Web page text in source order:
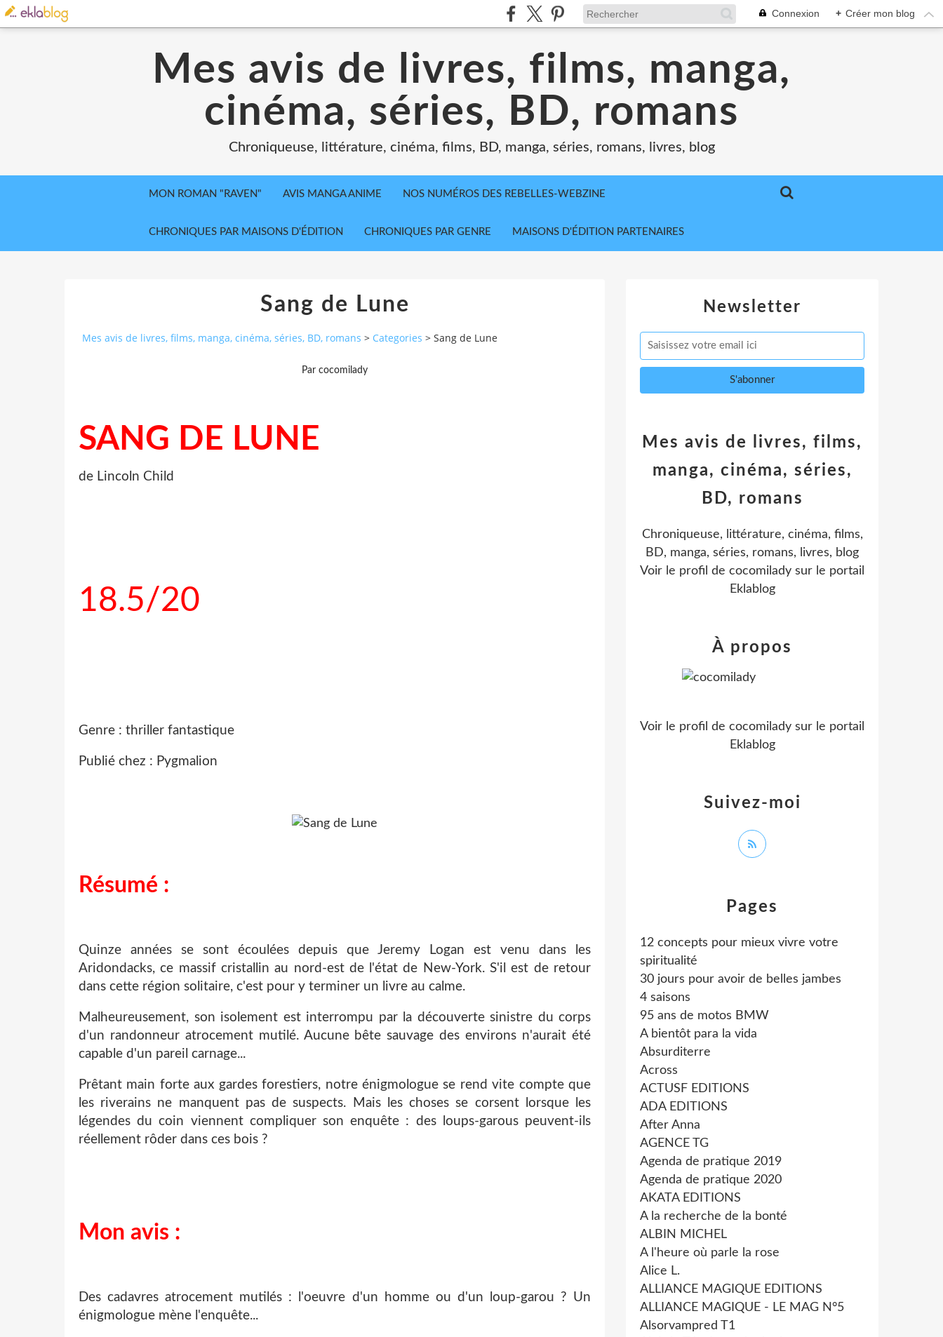
Connexion + Créer mon blog
Mes avis de livres, films, manga,
cinéma, séries, BD, romans
Chroniqueuse, littérature, cinéma, films, BD, manga, séries, romans, livres, blog
MON ROMAN "RAVEN" AVIS MANGA ANIME NOS NUMÉROS DES REBELLES-WEBZINE
CHRONIQUES PAR MAISONS D'ÉDITION CHRONIQUES PAR GENRE MAISONS D'ÉDITION PARTENAIRES
Sang de Lune
Mes avis de livres, films, manga, cinéma, séries, BD, romans > Categories > Sang de Lune
Par cocomilady
SANG DE LUNE
de Lincoln Child
18.5/20
Genre : thriller fantastique
Publié chez : Pygmalion
Résumé :
Quinze années se sont écoulées depuis que Jeremy Logan est venu dans les
Aridondacks, ce massif cristallin au nord-est de l'état de New-York. S'il est de retour
dans cette région solitaire, c'est pour y terminer un livre au calme.
Malheureusement, son isolement est interrompu par la découverte sinistre du corps
d'un randonneur atrocement mutilé. Aucune bête sauvage des environs n'aurait été
capable d'un pareil carnage...
Prêtant main forte aux gardes forestiers, notre énigmologue se rend vite compte que
les riverains ne manquent pas de suspects. Mais les choses se corsent lorsque les
légendes du coin viennent compliquer son enquête : des loups-garous peuvent-ils
réellement rôder dans ces bois ?
Mon avis :
Des cadavres atrocement mutilés : l'oeuvre d'un homme ou d'un loup-garou ? Un
énigmologue mène l'enquête...
Newsletter
Pages
12 concepts pour mieux vivre votre
spiritualité
30 jours pour avoir de belles jambes
4 saisons
95 ans de motos BMW
A bientôt para la vida
Absurditerre
Across
ACTUSF EDITIONS
ADA EDITIONS
After Anna
AGENCE TG
Agenda de pratique 2019
Agenda de pratique 2020
AKATA EDITIONS
A la recherche de la bonté
ALBIN MICHEL
A l'heure où parle la rose
Alice L.
ALLIANCE MAGIQUE EDITIONS
ALLIANCE MAGIQUE - LE MAG N°5
Alsorvampred T1
Mes avis de livres, films,
manga, cinéma, séries,
BD, romans
Chroniqueuse, littérature, cinéma, films,
BD, manga, séries, romans, livres, blog
Voir le profil de cocomilady sur le portail
Eklablog
Suivez-moi
À propos
Voir le profil de cocomilady sur le portail
Eklablog